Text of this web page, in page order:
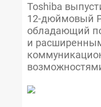
Toshiba
12-дюймовый
обладающий
и